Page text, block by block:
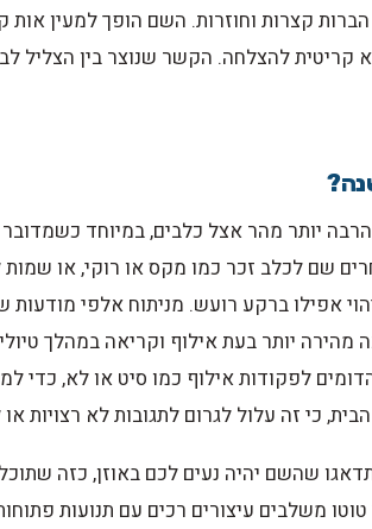
קצרות וחוזרות. השם הופך למעין
קריטית להצלחה. הקשר שנוצר בין הצליל
יותר מהר אצל כלבים, במיוחד
שם לכלב זכר כמו מקס או רוקי, או שמות
אפילו ברקע רועש. מניתוח אלפי
מהירה יותר בעת אילוף וקריאה במהלך
לפקודות אילוף כמו סיט או לא, כדי
כי זה עלול לגרום לתגובות לא רצויות או
שהשם יהיה נעים לכם באוזן, כזה
משלבים עיצורים רכים עם תנועות